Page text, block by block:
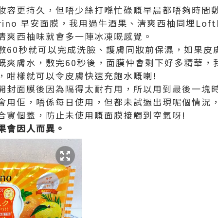
容更持久，但唔少絲打喺忙碌嘅早晨都唔夠時間
早安面膜，我用過牛酒果、清爽西柚同埋Loft
爽西柚味就會多一陣冰凍嘅感覺。
60秒就可以完成洗臉、護膚同妝前保濕，如果皮
爽膚水，敷完60秒後，面膜仲會剩下好多精華，
咁樣就可以令皮膚快速充飽水嘅喇!
封面膜後因為隔得太耐冇用，所以用到最後一塊
用佢，唔係每日使用，但都未試過出現呢個情況
實個蓋，防止未使用嘅面膜接觸到空氣呀!
會因人而異。